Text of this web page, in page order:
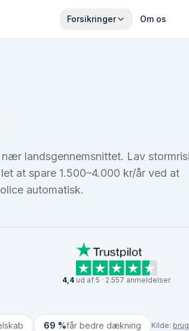
Forsikringer Om os
landsgennemsnittet. Lav
at spare 1.500–4.000 kr/år ved at
automatisk.
4,4 ud af 5 · 2.557 anmeldelser
69 %får bedre dækning Kilde: